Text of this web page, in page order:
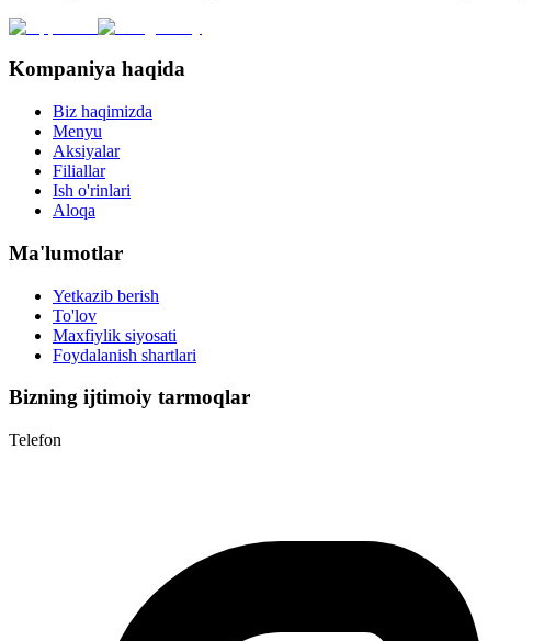
Kompaniya haqida
Biz haqimizda
Menyu
Aksiyalar
Filiallar
Ish o'rinlari
Aloqa
Ma'lumotlar
Yetkazib berish
To'lov
Maxfiylik siyosati
Foydalanish shartlari
Bizning ijtimoiy tarmoqlar
Telefon